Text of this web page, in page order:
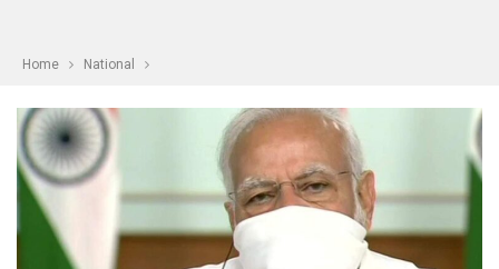
Home National